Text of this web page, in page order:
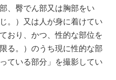
、臀でん部又は胸部をい
。）又は人が身に着けてい
おり、かつ、性的な部位を
る。）のうち現に性的な部
ている部分」を撮影してい